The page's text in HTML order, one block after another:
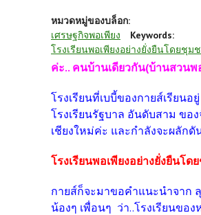
หมวดหมู่ของบล็อก:
เศรษฐกิจพอเพียง
Keywords:
โรงเรียนพอเพียงอย่างยั่งยืนโดยชุม
ค่ะ.. คนบ้านเดียวกัน(บ้านสวนพ
โรงเรียนที่เบบี้ของกายส์เรียนอ
โรงเรียนรัฐบาล อันดับสาม ขอ
เชียงใหม่ค่ะ และกำลังจะผลักดั
โรงเรียนพอเพียงอย่างยั่งยืนโด
กายส์ก็จะมาขอคำแนะนำจาก
น้องๆ เพื่อนๆ ว่า..โรงเรียนขอ